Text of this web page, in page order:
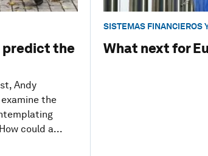
predict the
Andy
the
could a...
SISTEMAS FINANCIEROS
What next for